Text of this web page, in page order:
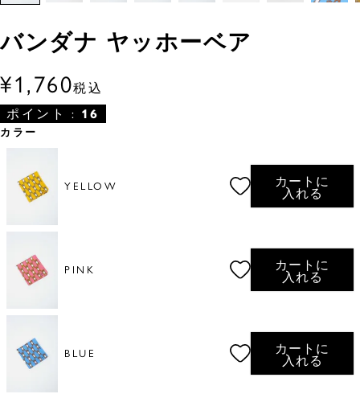
バンダナ ヤッホーベア
¥1,760税込
ポイント : 16
カラー
YELLOW
カートに
入れる
PINK
カートに
入れる
BLUE
カートに
入れる